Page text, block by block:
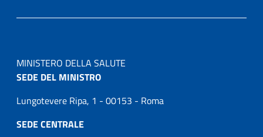
MINISTERO DELLA SALUTE
SEDE DEL MINISTRO
Lungotevere Ripa, 1 - 00153 - Roma
SEDE CENTRALE